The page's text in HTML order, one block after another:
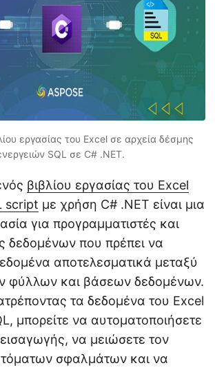
εργασίας του Excel σε αρχεία δέσμης
SQL σε C# .NET.
βιβλίου εργασίας του Excel
script με χρήση C# .NET είναι μια
για προγραμματιστές και
δεδομένων που πρέπει να
αποτελεσματικά μεταξύ
φύλλων και βάσεων δεδομένων.
τα δεδομένα του Excel
μπορείτε να αυτοματοποιήσετε
εισαγωγής, να μειώσετε τον
σφαλμάτων και να